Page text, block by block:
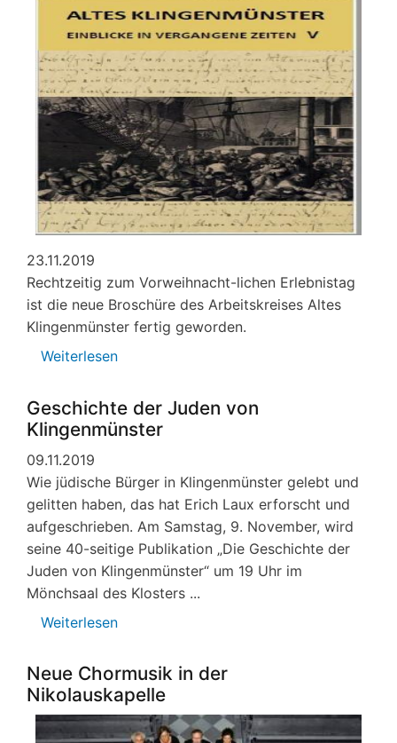
23.11.2019
Rechtzeitig zum Vorweihnacht-lichen Erlebnistag
ist die neue Broschüre des Arbeitskreises Altes
Klingenmünster fertig geworden.
Weiterlesen
Erkenntnisse
von
Geschichte der Juden von
Klingenmünster
09.11.2019
Wie jüdische Bürger in Klingenmünster gelebt und
gelitten haben, das hat Erich Laux erforscht und
aufgeschrieben. Am Samstag, 9. November, wird
seine 40-seitige Publikation „Die Geschichte der
Juden von Klingenmünster“ um 19 Uhr im
Mönchsaal des Klosters ...
Weiterlesen
der
Juden
von
Klingenmünster
Neue Chormusik in der
Nikolauskapelle